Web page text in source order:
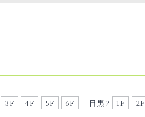
3F 4F 5F 6F 目黒2 1F 2F